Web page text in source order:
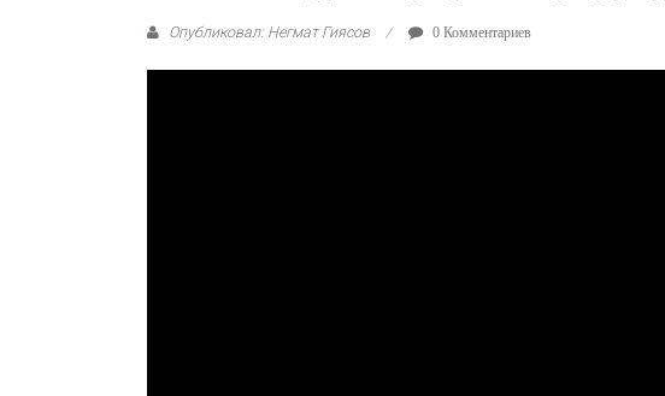
Опубликовал: Негмат Гиясов 0 Комментариев